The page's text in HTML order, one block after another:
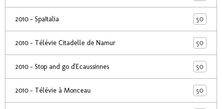
2010 - SpaItalia 50
2010 - Télévie Citadelle de Namur 50
2010 - Stop and go d'Ecaussinnes 50
2010 - Télévie à Monceau 50